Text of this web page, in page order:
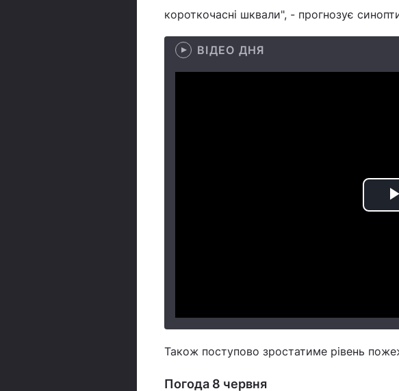
короткочасні шквали", - прогнозує
ВІДЕО ДНЯ
Також поступово зростатиме рівень
Погода 8 червня